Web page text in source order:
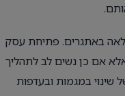
באתגרים. פתיחת עסק
אם כן נשים לב לתהליך
שינוי במגמות ובעדפות